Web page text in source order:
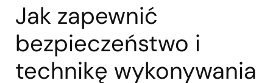
Jak zapewnić
bezpieczeństwo i
technikę wykonywania